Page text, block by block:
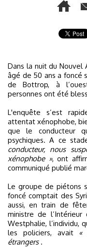
Dans la nuit du Nouvel An 2019, peu après minuit, un homme
âgé de 50 ans a foncé
de Bottrop, à
personnes ont été
L'enquête s’est
attentat xénophobe,
que le conducteur
psychiques. A ce
conducteur, nous
xénophobe », ont
communiqué publié
Le groupe de piétons
foncé comptait des
aussi, en train de
ministre de
Westphalie, l’individu,
les policiers, avait «
étrangers .